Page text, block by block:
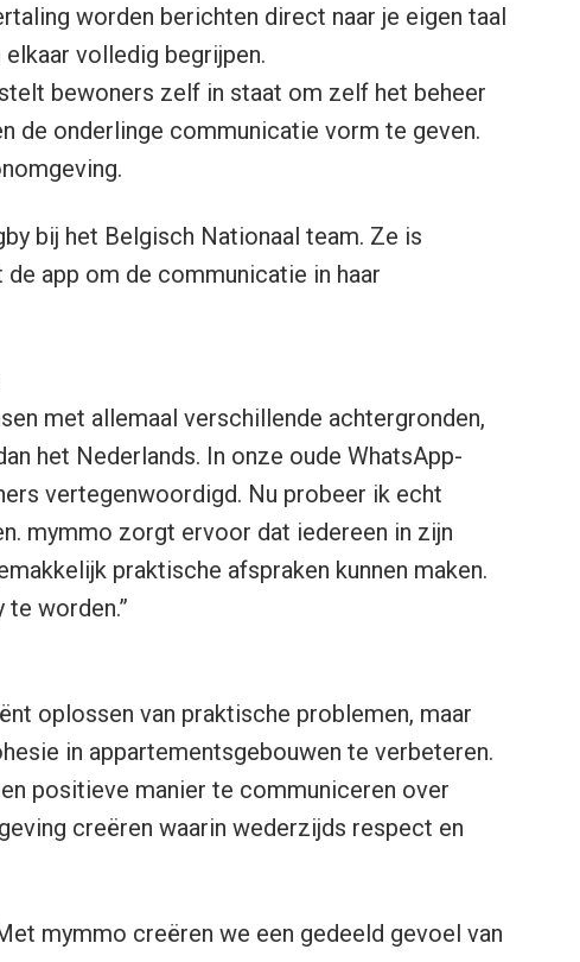
worden berichten direct naar je eigen taal
volledig begrijpen.
bewoners zelf in staat om zelf het beheer
de onderlinge communicatie vorm te geven.
bij het Belgisch Nationaal team. Ze is
app om de communicatie in haar
met allemaal verschillende achtergronden,
het Nederlands. In onze oude WhatsApp-
vertegenwoordigd. Nu probeer ik echt
mymmo zorgt ervoor dat iedereen in zijn
praktische afspraken kunnen maken.
worden.”
oplossen van praktische problemen, maar
in appartementsgebouwen te verbeteren.
positieve manier te communiceren over
creëren waarin wederzijds respect en
mymmo creëren we een gedeeld gevoel van